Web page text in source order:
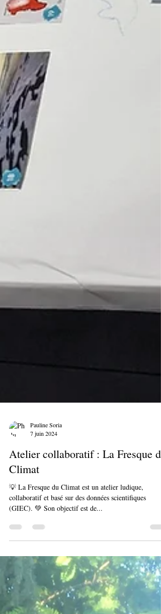
Pauline Soria
7 juin 2024
Atelier collaboratif : La Fresque du
Climat
💡 La Fresque du Climat est un atelier ludique,